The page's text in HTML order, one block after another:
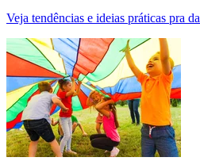
Veja tendências e ideias práticas pra